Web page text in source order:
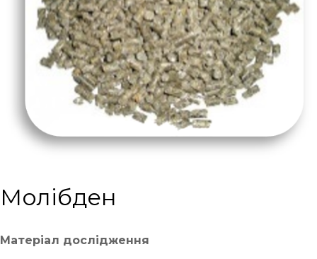
Молібден
Матеріал дослідження